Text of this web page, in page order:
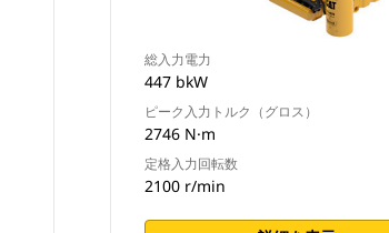
総入力電力
447 bkW
ピーク入力トルク（グロス）
2746 N·m
定格入力回転数
2100 r/min